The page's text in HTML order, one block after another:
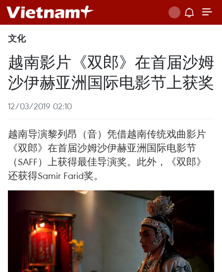
文化
越南影片《双郎》在首届沙姆
沙伊赫亚洲国际电影节上获奖
12/03/2019 02:10
越南导演黎列昂（音）凭借越南传统戏曲影片
《双郎》在首届沙姆沙伊赫亚洲国际电影节
（SAFF）上获得最佳导演奖。此外，《双郎》
还获得Samir Farid奖。